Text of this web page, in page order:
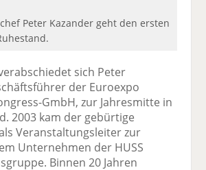
Peter Kazander geht den ersten
sich Peter
der Euroexpo
GmbH, zur Jahresmitte in
2003 kam der gebürtige
Veranstaltungsleiter zur
Unternehmen der HUSS
Binnen 20 Jahren